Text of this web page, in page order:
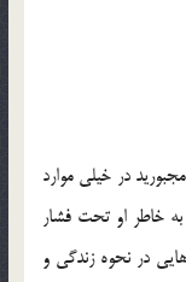
در خيلي موارد
به خاطر او تحت فشار
در نحوه زندگي و